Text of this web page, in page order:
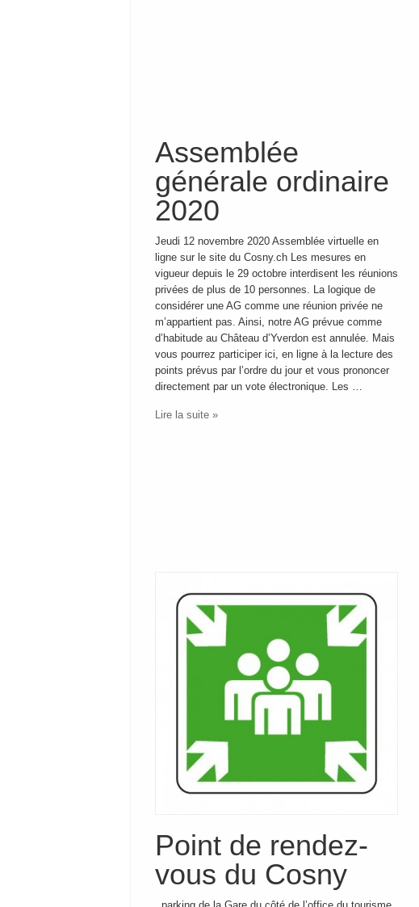
Assemblée
générale ordinaire
2020
Jeudi 12 novembre 2020 Assemblée virtuelle en
ligne sur le site du Cosny.ch Les mesures en
vigueur depuis le 29 octobre interdisent les réunions
privées de plus de 10 personnes. La logique de
considérer une AG comme une réunion privée ne
m’appartient pas. Ainsi, notre AG prévue comme
d’habitude au Château d’Yverdon est annulée. Mais
vous pourrez participer ici, en ligne à la lecture des
points prévus par l’ordre du jour et vous prononcer
directement par un vote électronique. Les …
Lire la suite »
Point de rendez-
vous du Cosny